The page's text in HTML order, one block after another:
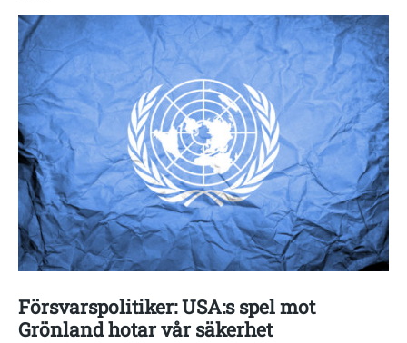
Försvarspolitiker: USA:s spel mot
Grönland hotar vår säkerhet